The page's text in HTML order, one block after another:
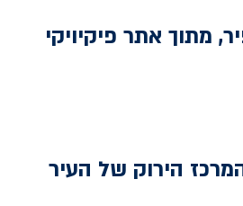
הירוק של העיר